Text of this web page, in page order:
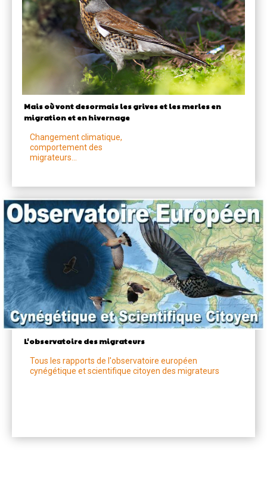
Mais où vont desormais les grives et les merles en
migration et en hivernage
Changement climatique,
comportement des
migrateurs...
L'observatoire des migrateurs
Tous les rapports de l'observatoire européen
cynégétique et scientifique citoyen des migrateurs